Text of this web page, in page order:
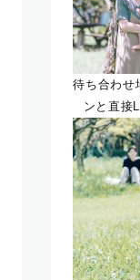
待ち合わせ
ンと直接